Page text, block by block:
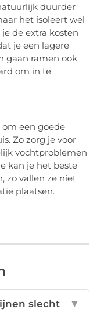
duurder
het isoleert wel
de extra kosten
je een lagere
gaan ramen ook
om in te
een goede
Zo zorg je voor
vochtproblemen
kan je het beste
zo vallen ze niet
plaatsen.
slecht
▼